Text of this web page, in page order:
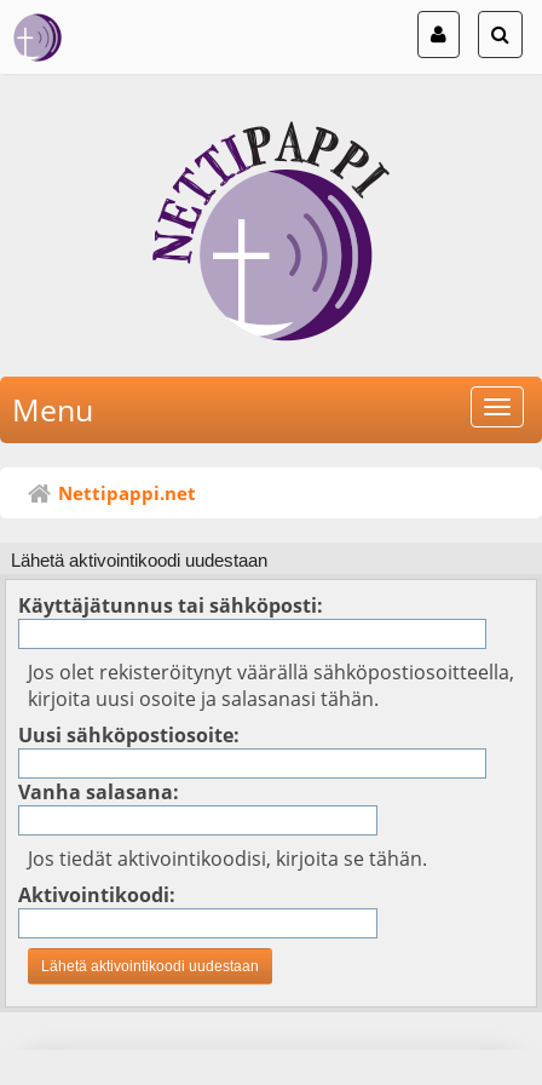
Menu
Nettipappi.net
Lähetä aktivointikoodi uudestaan
Käyttäjätunnus tai sähköposti:
Jos olet rekisteröitynyt väärällä sähköpostiosoitteella,
kirjoita uusi osoite ja salasanasi tähän.
Uusi sähköpostiosoite:
Vanha salasana:
Jos tiedät aktivointikoodisi, kirjoita se tähän.
Aktivointikoodi: